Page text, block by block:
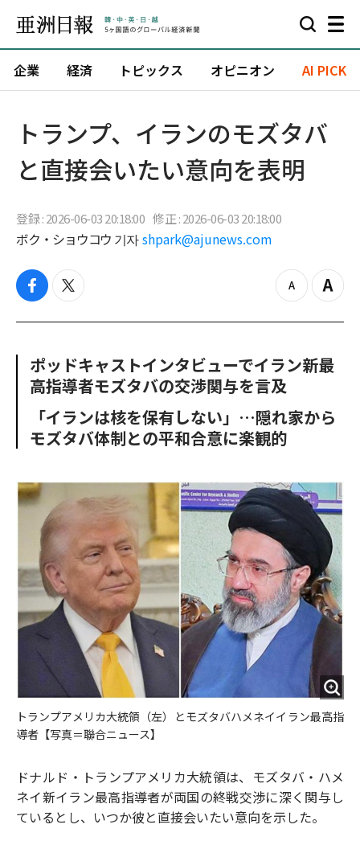
企業 経済 トピックス オピニオン AI PICK
トランプ、イランのモズタバ
と直接会いたい意向を表明
登録 : 2026-06-03 20:18:00 修正 : 2026-06-03 20:18:00
ボク・ショウコウ 기자 shpark@ajunews.com
f
c
o
o
k
t
i
e
r
z
o
u
Z
o
n
ポッドキャストインタビューでイラン新最
高指導者モズタバの交渉関与を言及
「イランは核を保有しない」…隠れ家から
モズタバ体制との平和合意に楽観的
トランプアメリカ大統領（左）とモズタバハメネイイラン最高指
導者【写真＝聯合ニュース】
ドナルド・トランプアメリカ大統領は、モズタバ・ハメ
ネイ新イラン最高指導者が両国の終戦交渉に深く関与し
ているとし、いつか彼と直接会いたい意向を示した。